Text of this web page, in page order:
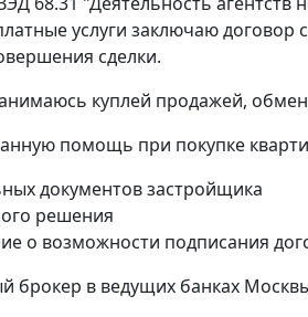
услуги заключаю договор
сделки.
куплей продажей,
помощь при покупке
документов застройщика
решения
о возможности подписания
брокер в ведущих банках